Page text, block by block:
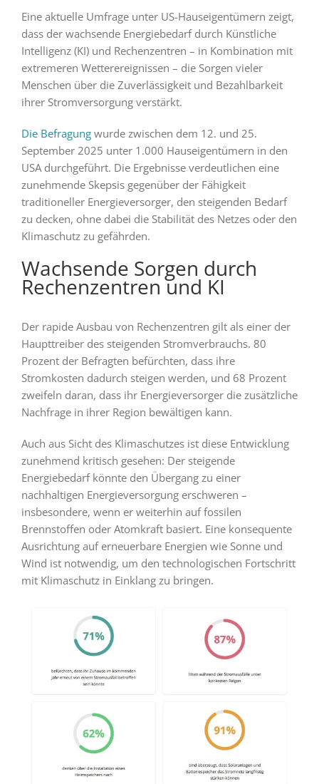
Eine aktuelle Umfrage unter US-Hauseigentümern zeigt,
dass der wachsende Energiebedarf durch Künstliche
Intelligenz (KI) und Rechenzentren – in Kombination mit
extremeren Wetterereignissen – die Sorgen vieler
Menschen über die Zuverlässigkeit und Bezahlbarkeit
ihrer Stromversorgung verstärkt.
Die Befragungwurde zwischen dem 12. und 25.
September 2025 unter 1.000 Hauseigentümern in den
USA durchgeführt. Die Ergebnisse verdeutlichen eine
zunehmende Skepsis gegenüber der Fähigkeit
traditioneller Energieversorger, den steigenden Bedarf
zu decken, ohne dabei die Stabilität des Netzes oder den
Klimaschutz zu gefährden.
Wachsende Sorgen durch
Rechenzentren und KI
Der rapide Ausbau von Rechenzentren gilt als einer der
Haupttreiber des steigenden Stromverbrauchs. 80
Prozent der Befragten befürchten, dass ihre
Stromkosten dadurch steigen werden, und 68 Prozent
zweifeln daran, dass ihr Energieversorger die zusätzliche
Nachfrage in ihrer Region bewältigen kann.
Auch aus Sicht des Klimaschutzes ist diese Entwicklung
zunehmend kritisch gesehen: Der steigende
Energiebedarf könnte den Übergang zu einer
nachhaltigen Energieversorgung erschweren –
insbesondere, wenn er weiterhin auf fossilen
Brennstoffen oder Atomkraft basiert. Eine konsequente
Ausrichtung auf erneuerbare Energien wie Sonne und
Wind ist notwendig, um den technologischen Fortschritt
mit Klimaschutz in Einklang zu bringen.